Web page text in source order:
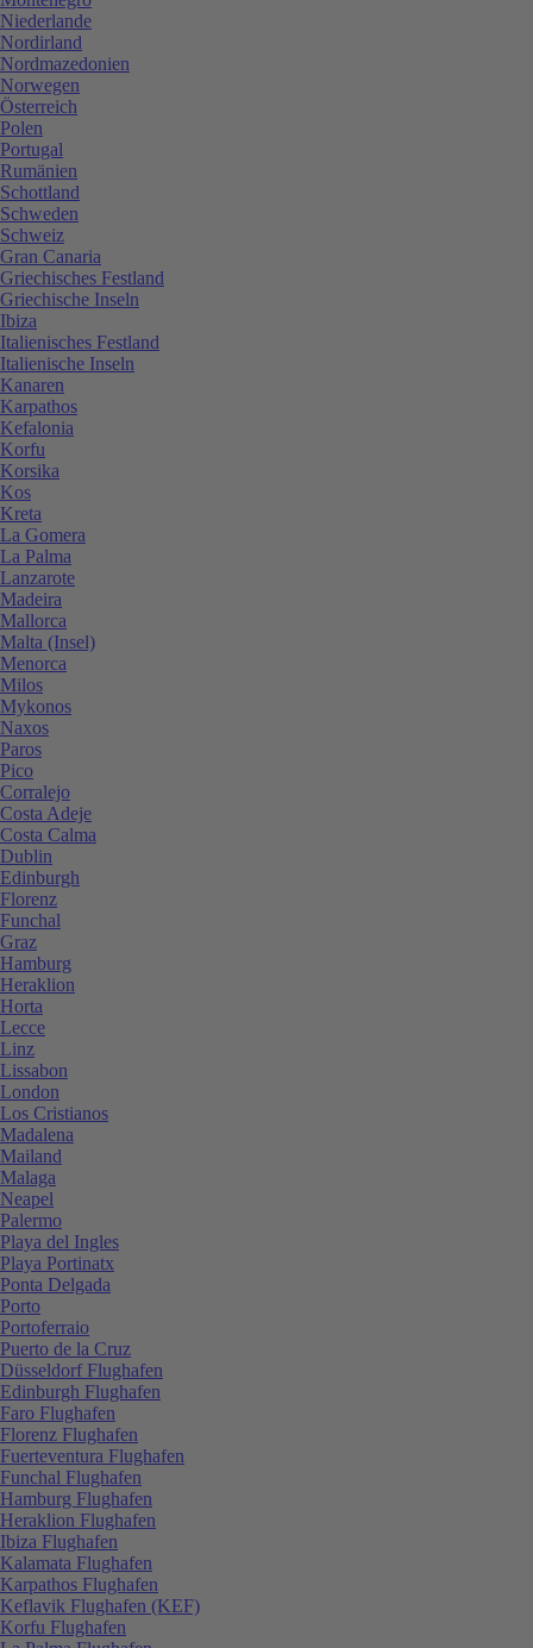
Niederlande
Nordirland
Nordmazedonien
Norwegen
Österreich
Polen
Portugal
Rumänien
Schottland
Schweden
Schweiz
Gran Canaria
Griechisches Festland
Griechische Inseln
Ibiza
Italienisches Festland
Italienische Inseln
Kanaren
Karpathos
Kefalonia
Korfu
Korsika
Kos
Kreta
La Gomera
La Palma
Lanzarote
Madeira
Mallorca
Malta (Insel)
Menorca
Milos
Mykonos
Naxos
Paros
Pico
Corralejo
Costa Adeje
Costa Calma
Dublin
Edinburgh
Florenz
Funchal
Graz
Hamburg
Heraklion
Horta
Lecce
Linz
Lissabon
London
Los Cristianos
Madalena
Mailand
Malaga
Neapel
Palermo
Playa del Ingles
Playa Portinatx
Ponta Delgada
Porto
Portoferraio
Puerto de la Cruz
Düsseldorf Flughafen
Edinburgh Flughafen
Faro Flughafen
Florenz Flughafen
Fuerteventura Flughafen
Funchal Flughafen
Hamburg Flughafen
Heraklion Flughafen
Ibiza Flughafen
Kalamata Flughafen
Karpathos Flughafen
Keflavik Flughafen (KEF)
Korfu Flughafen